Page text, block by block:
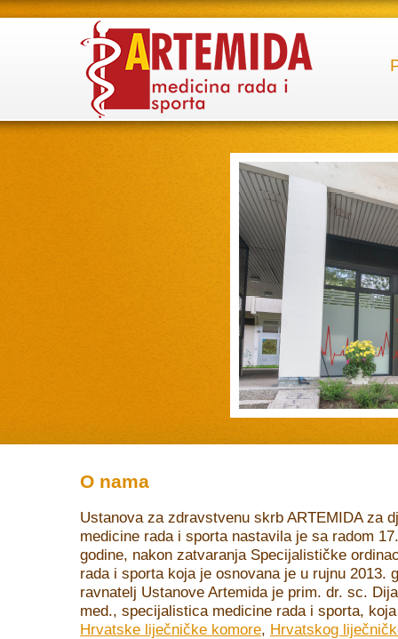
O nama
Ustanova za zdravstvenu skrb ARTEMIDA za
medicine rada i sporta nastavila je sa radom
godine, nakon zatvaranja Specijalističke
rada i sporta koja je osnovana je u rujnu 2013.
ravnatelj Ustanove Artemida je prim. dr. sc.
med., specijalistica medicine rada i sporta,
Hrvatske liječničke komore, Hrvatskog